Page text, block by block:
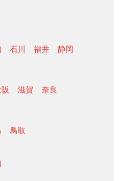
石川 福井 静岡
滋賀 奈良
鳥取